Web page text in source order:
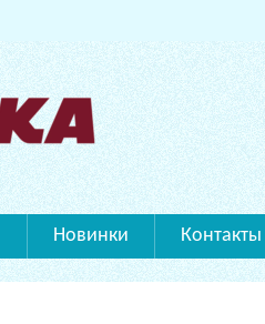
Новинки Контакты